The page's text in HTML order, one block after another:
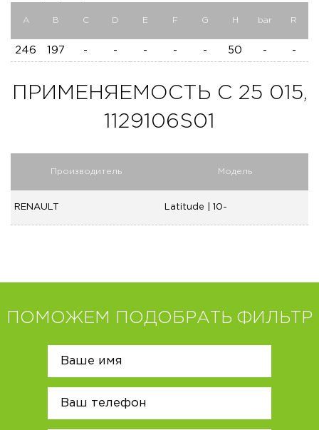
A B C D E F G H bar R
246 197 - - - - - 50 - -
ПРИМЕНЯЕМОСТЬ C 25 015,
1129106S01
Производитель Модель
RENAULT Latitude | 10-
ПОМОЖЕМ ПОДОБРАТЬ ФИЛЬТР